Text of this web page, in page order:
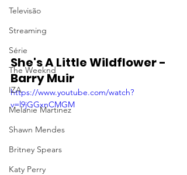
Televisão
Streaming
Série
The Weeknd
IZA
Melanie Martinez
Shawn Mendes
Britney Spears
Katy Perry
She's A Little Wildflower -
Barry Muir
https://www.youtube.com/watch?
v=l9jGGxnCMGM